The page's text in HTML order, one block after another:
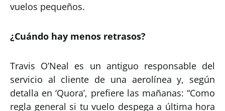
vuelos pequeños.
¿Cuándo hay menos retrasos?
Travis O’Neal es un antiguo responsable del
servicio al cliente de una aerolínea y, según
detalla en ‘Quora’, prefiere las mañanas: “Como
regla general si tu vuelo despega a última hora